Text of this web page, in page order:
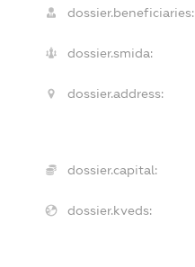
dossier.beneficiaries:
dossier.smida:
dossier.address:
dossier.capital:
dossier.kveds: